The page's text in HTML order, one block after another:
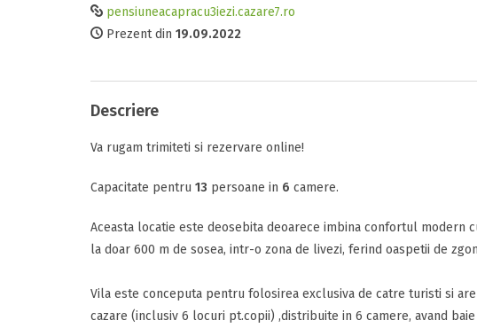
pensiuneacapracu3iezi.cazare7.ro
Prezent din 19.09.2022
Descriere
Va rugam trimiteti si rezervare online!
Capacitate pentru 13 persoane in 6 camere.
Aceasta locatie este deosebita deoarece imbina confortul modern
la doar 600 m de sosea, intr-o zona de livezi, ferind oaspetii de
Vila este conceputa pentru folosirea exclusiva de catre turisti si
cazare (inclusiv 6 locuri pt.copii) ,distribuite in 6 camere, avand
Raport calitate/pret
Termeni si conditii
Alte detalii